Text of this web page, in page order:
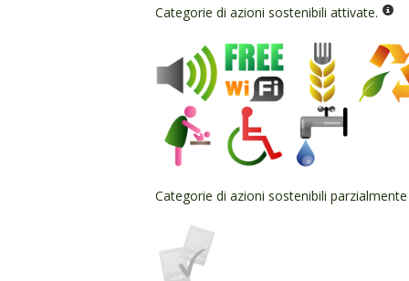
Categorie di azioni sostenibili attivate.
Categorie di azioni sostenibili